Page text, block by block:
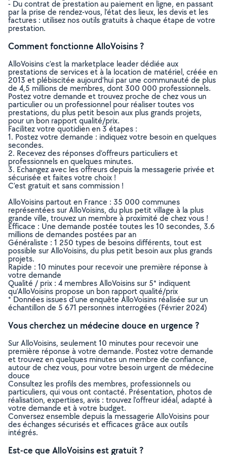
- Du contrat de prestation au paiement en ligne, en passant
par la prise de rendez-vous, l’état des lieux, les devis et les
factures : utilisez nos outils gratuits à chaque étape de votre
prestation.
Comment fonctionne AlloVoisins ?
AlloVoisins c’est la marketplace leader dédiée aux
prestations de services et à la location de matériel, créée en
2013 et plébiscitée aujourd’hui par une communauté de plus
de 4,5 millions de membres, dont 300 000 professionnels.
Postez votre demande et trouvez proche de chez vous un
particulier ou un professionnel pour réaliser toutes vos
prestations, du plus petit besoin aux plus grands projets,
pour un bon rapport qualité/prix.
Facilitez votre quotidien en 3 étapes :
1. Postez votre demande : indiquez votre besoin en quelques
secondes.
2. Recevez des réponses d’offreurs particuliers et
professionnels en quelques minutes.
3. Echangez avec les offreurs depuis la messagerie privée et
sécurisée et faites votre choix !
C’est gratuit et sans commission !
AlloVoisins partout en France : 35 000 communes
représentées sur AlloVoisins, du plus petit village à la plus
grande ville, trouvez un membre à proximité de chez vous !
Efficace : Une demande postée toutes les 10 secondes, 3.6
millions de demandes postées par an
Généraliste : 1 250 types de besoins différents, tout est
possible sur AlloVoisins, du plus petit besoin aux plus grands
projets.
Rapide : 10 minutes pour recevoir une première réponse à
votre demande
Qualité / prix : 4 membres AlloVoisins sur 5* indiquent
qu’AlloVoisins propose un bon rapport qualité/prix
* Données issues d’une enquête AlloVoisins réalisée sur un
échantillon de 5 671 personnes interrogées (Février 2024)
Vous cherchez un médecine douce en urgence ?
Sur AlloVoisins, seulement 10 minutes pour recevoir une
première réponse à votre demande. Postez votre demande
et trouvez en quelques minutes un membre de confiance,
autour de chez vous, pour votre besoin urgent de médecine
douce
Consultez les profils des membres, professionnels ou
particuliers, qui vous ont contacté. Présentation, photos de
réalisation, expertises, avis : trouvez l'offreur idéal, adapté à
votre demande et à votre budget.
Conversez ensemble depuis la messagerie AlloVoisins pour
des échanges sécurisés et efficaces grâce aux outils
intégrés.
Est-ce que AlloVoisins est gratuit ?